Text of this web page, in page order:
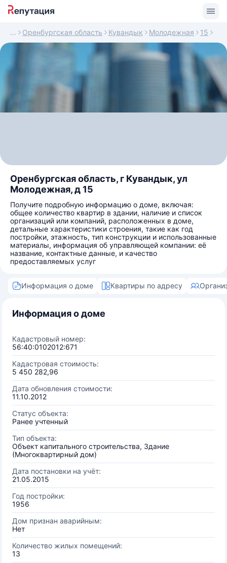
Оренбургская область Кувандык Молодежная 15
Оренбургская область, г Кувандык, ул
Молодежная, д 15
Получите подробную информацию о доме, включая:
общее количество квартир в здании, наличие и список
организаций или компаний, расположенных в доме,
детальные характеристики строения, такие как год
постройки, этажность, тип конструкции и использованные
материалы, информация об управляющей компании: её
название, контактные данные, и качество
предоставляемых услуг
Информация о доме Квартиры по адресу
Информация о доме
Кадастровый номер:
56:40:0102012:671
Кадастровая стоимость:
5 450 282,96
Дата обновления стоимости:
11.10.2012
Статус объекта:
Ранее учтенный
Тип объекта:
Объект капитального строительства, Здание
(Многоквартирный дом)
Дата постановки на учёт:
21.05.2015
Год постройки:
1956
Дом признан аварийным:
Нет
Количество жилых помещений:
13